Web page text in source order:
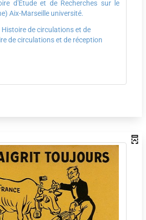
d'Etude et de Recherches sur le
Aix-Marseille université.
Histoire de circulations et de
de circulations et de réception